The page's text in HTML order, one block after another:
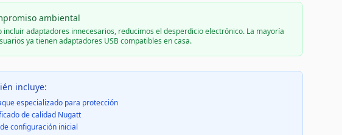
ambiental
incluir adaptadores innecesarios, reducimos el desperdicio electrónico. La mayoría
ya tienen adaptadores USB compatibles en casa.
incluye:
especializado para protección
de calidad Nugatt
de configuración inicial